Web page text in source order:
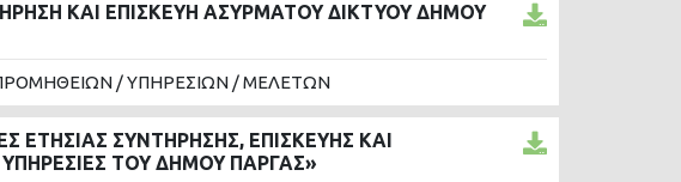
ΚΑΙ ΕΠΙΣΚΕΥΗ ΑΣΥΡΜΑΤΟΥ ΔΙΚΤΥΟΥ ΔΗΜΟΥ
/ ΥΠΗΡΕΣΙΩΝ / ΜΕΛΕΤΩΝ
ΣΥΝΤΗΡΗΣΗΣ, ΕΠΙΣΚΕΥΗΣ ΚΑΙ
ΤΟΥ ΔΗΜΟΥ ΠΑΡΓΑΣ»